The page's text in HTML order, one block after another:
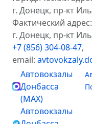
г. Донецк, пр-кт
Фактический
г. Донецк, пр-кт
+7 (856) 304-08-47,
email:
Автовокзалы
Донбасса
(MAX)
Автовокзалы